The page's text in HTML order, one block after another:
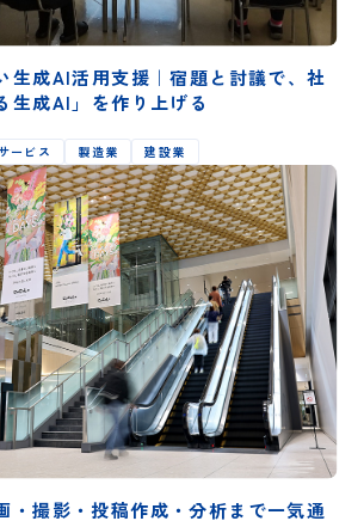
生成AI活用支援｜宿題と討議で、社
生成AI」を作り上げる
ービス 製造業 建設業
・撮影・投稿作成・分析まで一気通